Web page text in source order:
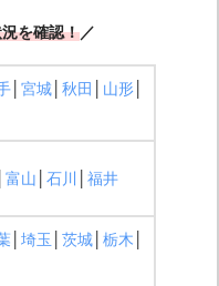
を確認！／
│宮城 │秋田 山形
│富山 │石川 │福井
│埼玉 │茨城 │栃木